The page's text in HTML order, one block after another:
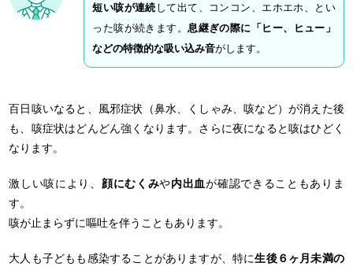
短い咳が連続 して出て、コンコン、エホエホ、とい
った咳が続きます。 息継ぎの際に「ヒー、ヒュー」
などの特徴的な吸い込み音がします。
百日咳いなると、風邪症状（鼻水、くしゃみ、咳など）が消えた後
も、咳症状はどんどん強くなります。さらに夜になると咳はひどく
なります。
激しい咳により、 顔にむくみや内出血が確認できることもありま
す。
咳が止まらずに嘔吐を伴うこともあります。
大人も子どもも感染することがありますが、特に生後６ヶ月未満の